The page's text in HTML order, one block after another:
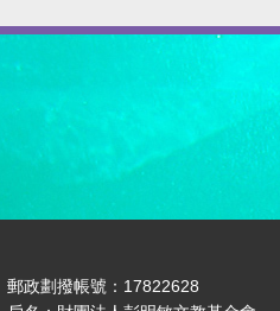
郵政劃撥帳號：17822628